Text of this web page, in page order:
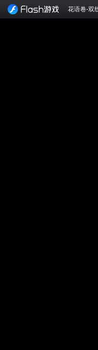
花语卷-双